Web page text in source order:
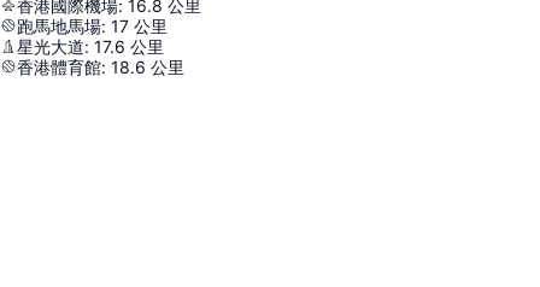
香港國際機場: 16.8 公里
跑馬地馬場: 17 公里
星光大道: 17.6 公里
香港體育館: 18.6 公里